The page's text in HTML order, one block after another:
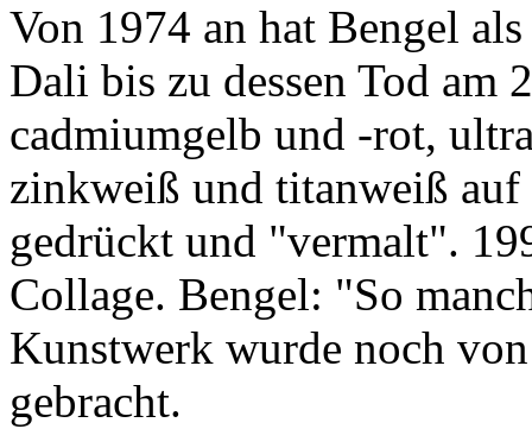
Von 1974 an hat Bengel
Dali bis zu dessen Tod am
cadmiumgelb und -rot,
zinkweiß und titanweiß
gedrückt und "vermalt".
Collage. Bengel: "So
Kunstwerk wurde noch
gebracht.